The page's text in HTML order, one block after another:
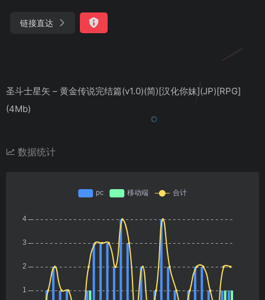
链接直达
圣斗士星矢 – 黄金传说完结篇(v1.0)(简)[汉化你妹](JP)[RPG]
(4Mb)
数据统计